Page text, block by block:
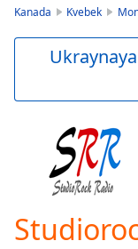
Skip
Kanada Kvebek